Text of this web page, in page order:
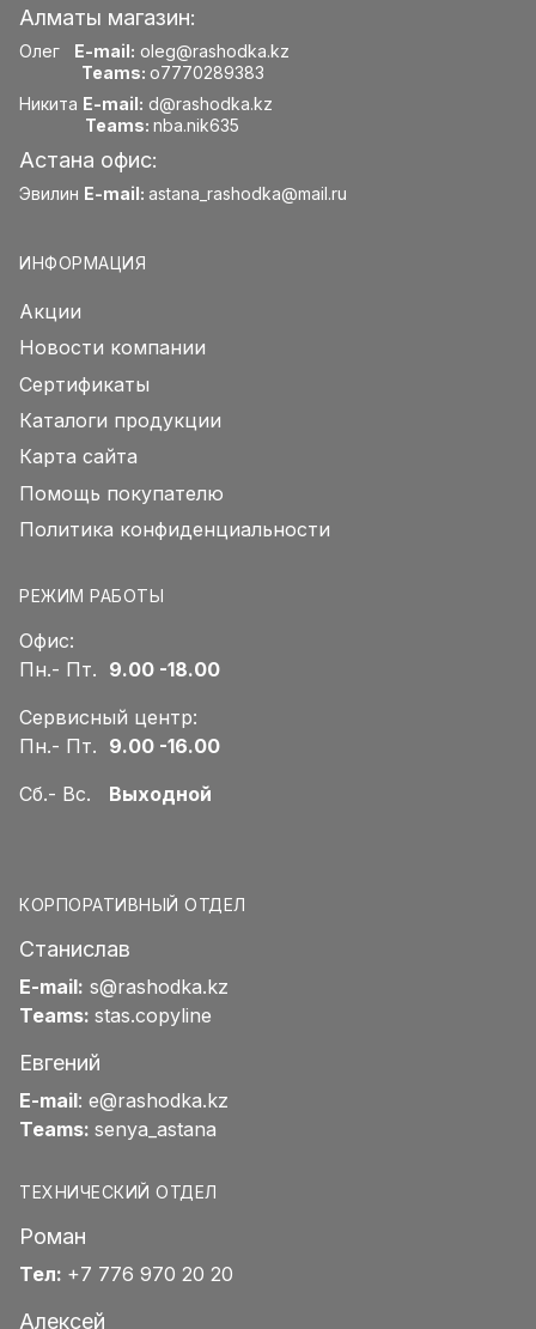
Алматы магазин:
Олег E-mail: oleg@rashodka.kz
Teams: o7770289383
Никита E-mail: d@rashodka.kz
Teams: nba.nik635
Астана офис:
Эвилин E-mail: astana_rashodka@mail.ru
ИНФОРМАЦИЯ
Акции
Новости компании
Сертификаты
Каталоги продукции
Карта сайта
Помощь покупателю
Политика конфиденциальности
РЕЖИМ РАБОТЫ
Офис:
Пн.- Пт. 9.00 -18.00
Сервисный центр:
Пн.- Пт. 9.00 -16.00
Сб.- Вс. Выходной
КОРПОРАТИВНЫЙ ОТДЕЛ
Станислав
E-mail: s@rashodka.kz
Teams: stas.copyline
Евгений
E-mail: e@rashodka.kz
Teams: senya_astana
ТЕХНИЧЕСКИЙ ОТДЕЛ
Роман
Тел: +7 776 970 20 20
Алексей